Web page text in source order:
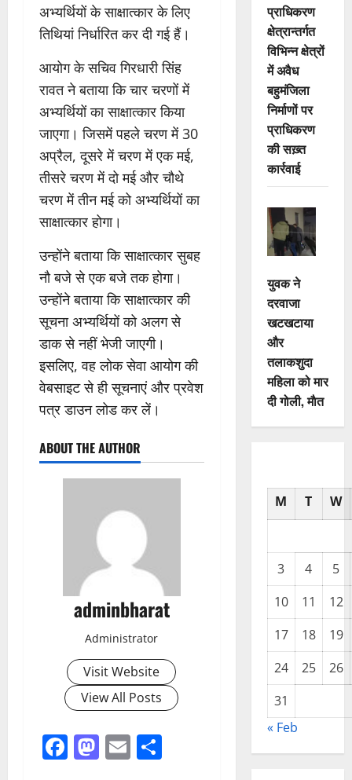
अभ्यर्थियों के साक्षात्कार के लिए
तिथियां निर्धारित कर दी गई हैं।
आयोग के सचिव गिरधारी सिंह
रावत ने बताया कि चार चरणों में
अभ्यर्थियों का साक्षात्कार किया
जाएगा। जिसमें पहले चरण में 30
अप्रैल, दूसरे में चरण में एक मई,
तीसरे चरण में दो मई और चौथे
चरण में तीन मई को अभ्यर्थियों का
साक्षात्कार होगा।
उन्होंने बताया कि साक्षात्कार सुबह
नौ बजे से एक बजे तक होगा।
उन्होंने बताया कि साक्षात्कार की
सूचना अभ्यर्थियों को अलग से
डाक से नहीं भेजी जाएगी।
इसलिए, वह लोक सेवा आयोग की
वेबसाइट से ही सूचनाएं और प्रवेश
पत्र डाउन लोड कर लें।
ABOUT THE AUTHOR
adminbharat
Administrator
Visit Website
View All Posts
Facebook
Mastodon
Email
प्राधिकरण
क्षेत्रान्तर्गत
विभिन्न क्षेत्रों
में अवैध
बहुमंजिला
निर्माणों पर
प्राधिकरण
की सख़्त
कार्रवाई
युवक ने
दरवाजा
खटखटाया
और
तलाकशुदा
महिला को मार
दी गोली, माैत
M T W
3 4
5
10
11
12
17
18
19
24
25
26
31
« Feb